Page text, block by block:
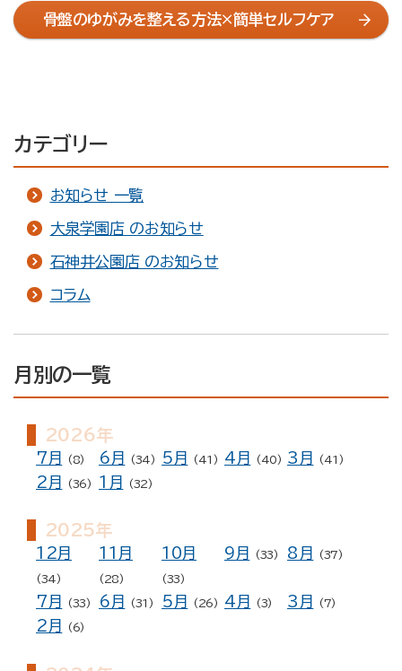
骨盤のゆがみを整える方法×簡単セルフケア
カテゴリー
お知らせ 一覧
大泉学園店 のお知らせ
石神井公園店 のお知らせ
コラム
月別の一覧
2026年
7月 (8) 6月 (34) 5月 (41) 4月 (40) 3月 (41)
2月 (36) 1月 (32)
2025年
12月
(34)
11月
(28)
10月
(33)
9月 (33) 8月 (37)
7月 (33) 6月 (31) 5月 (26) 4月 (3) 3月 (7)
2月 (6)